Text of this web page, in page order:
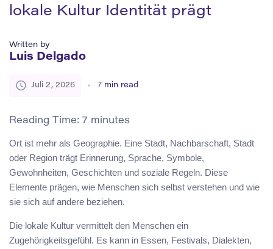
lokale Kultur Identität prägt
Written by
Luis Delgado
Juli 2, 2026 7 min read
Reading Time: 7 minutes
Ort ist mehr als Geographie. Eine Stadt, Nachbarschaft, Stadt
oder Region trägt Erinnerung, Sprache, Symbole,
Gewohnheiten, Geschichten und soziale Regeln. Diese
Elemente prägen, wie Menschen sich selbst verstehen und wie
sie sich auf andere beziehen.
Die lokale Kultur vermittelt den Menschen ein
Zugehörigkeitsgefühl. Es kann in Essen, Festivals, Dialekten,